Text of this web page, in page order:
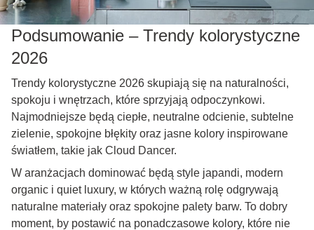
Podsumowanie – Trendy kolorystyczne
2026
Trendy kolorystyczne 2026 skupiają się na naturalności,
spokoju i wnętrzach, które sprzyjają odpoczynkowi.
Najmodniejsze będą ciepłe, neutralne odcienie, subtelne
zielenie, spokojne błękity oraz jasne kolory inspirowane
światłem, takie jak Cloud Dancer.
W aranżacjach dominować będą style japandi, modern
organic i quiet luxury, w których ważną rolę odgrywają
naturalne materiały oraz spokojne palety barw. To dobry
moment, by postawić na ponadczasowe kolory, które nie